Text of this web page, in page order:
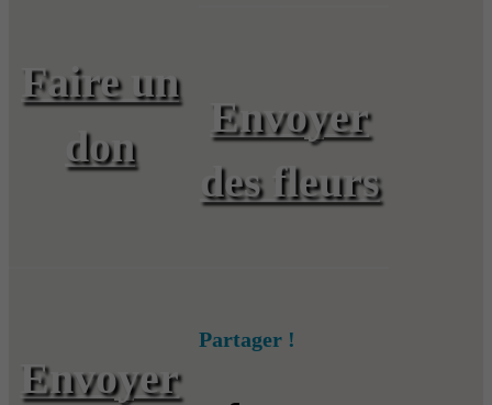
Faire un
don
Envoyer
des fleurs
Envoyer
Partager !